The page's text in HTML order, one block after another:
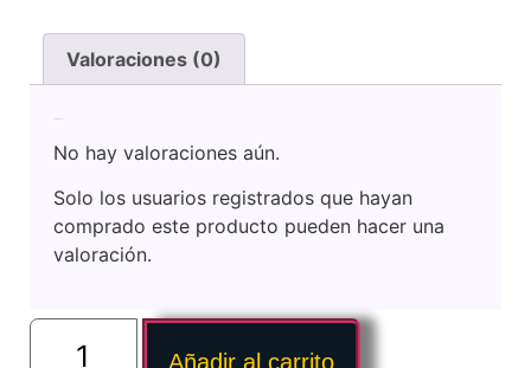
Valoraciones (0)
No hay valoraciones aún.
Solo los usuarios registrados que hayan
comprado este producto pueden hacer una
valoración.
Añadir al carrito